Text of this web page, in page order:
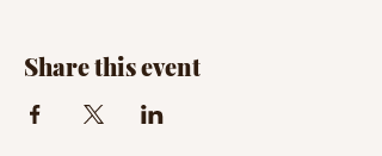
Share this event